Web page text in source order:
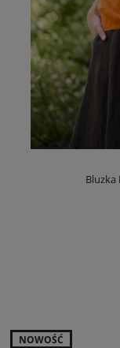
Bluzka
NOWOŚĆ